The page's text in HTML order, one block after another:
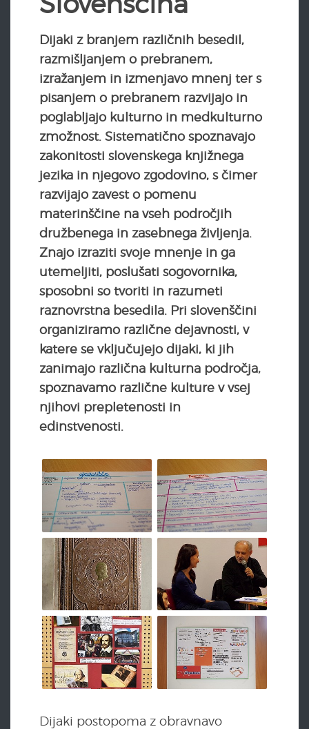
Dijaki z branjem različnih besedil,
razmišljanjem o prebranem,
izražanjem in izmenjavo mnenj ter s
pisanjem o prebranem razvijajo in
poglabljajo kulturno in medkulturno
zmožnost. Sistematično spoznavajo
zakonitosti slovenskega knjižnega
jezika in njegovo zgodovino, s čimer
razvijajo zavest o pomenu
materinščine na vseh področjih
družbenega in zasebnega življenja.
Znajo izraziti svoje mnenje in ga
utemeljiti, poslušati sogovornika,
sposobni so tvoriti in razumeti
raznovrstna besedila. Pri slovenščini
organiziramo različne dejavnosti, v
katere se vključujejo dijaki, ki jih
zanimajo različna kulturna področja,
spoznavamo različne kulture v vsej
njihovi prepletenosti in
edinstvenosti.
Dijaki postopoma z obravnavo